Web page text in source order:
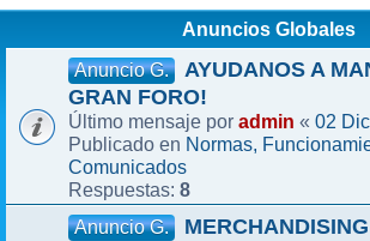
Anuncios Globales
Anuncio G.
AYUDANOS A
GRAN FORO!
Último mensaje por admin « 02
Publicado en Normas,
Comunicados
Respuestas: 8
Anuncio G.